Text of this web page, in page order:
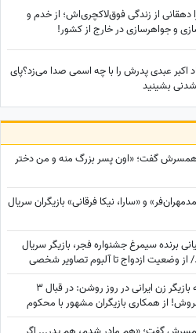
دهقانی از زندگی فوق‌لاکچری‌اش؛ از خدم و
و جواهرسازی در خارج از کشور!
اکبر عبدی پدرش را با چه اسمی صدا می‌زد؟پای
بشینید
همسرش گفت؛ «اون پسر بزرگ منه و من دختر
و «سارا، نیکا فرقانی» بازیگران سریال
برنده سیمرغ جشنواره فجر، بازیگر سریال
از وضعیت ازدواج تا آلبوم تصاویر شخصی
پیشنهاد بیشرمانه شهاب حسینی به بازیگر زن ایرانی در روز روشن: در قبال 3
از همکاری بازیگران مشهور با محکوم